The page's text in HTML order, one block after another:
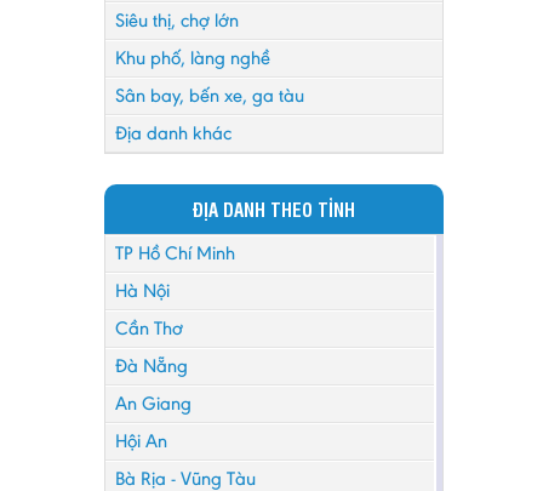
Siêu thị, chợ lớn
Khu phố, làng nghề
Sân bay, bến xe, ga tàu
Địa danh khác
ĐỊA DANH THEO TỈNH
TP Hồ Chí Minh
Hà Nội
Cần Thơ
Đà Nẵng
An Giang
Hội An
Bà Rịa - Vũng Tàu